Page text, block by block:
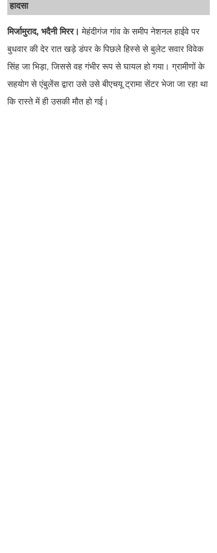
हादसा
मिर्जामुराद, भदैनी मिरर। मेहंदीगंज गांव के समीप नेशनल हाईवे पर
बुधवार की देर रात खड़े डंपर के पिछले हिस्से से बुलेट सवार विवेक
सिंह जा भिड़ा, जिससे वह गंभीर रूप से घायल हो गया। ग्रामीणों के
सहयोग से एंबुलेंस द्वारा उसे उसे बीएचयू ट्रामा सेंटर भेजा जा रहा था
कि रास्ते में ही उसकी मौत हो गई।